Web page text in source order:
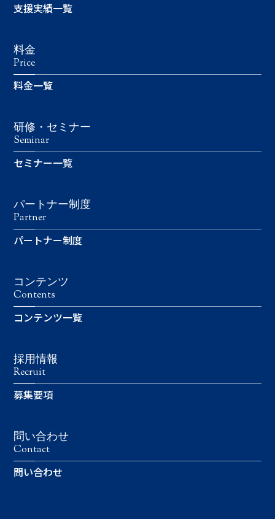
支援実績一覧
料金
Price
料金一覧
研修・セミナー
Seminar
セミナー一覧
パートナー制度
Partner
パートナー制度
コンテンツ
Contents
コンテンツ一覧
採用情報
Recruit
募集要項
問い合わせ
Contact
問い合わせ